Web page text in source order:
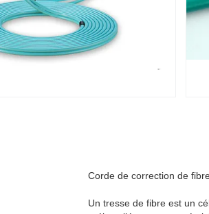
Corde de correction de
Un tresse de fibre est un